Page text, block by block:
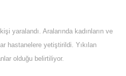
yaralandı. Aralarında kadınların ve
hastanelere yetiştirildi. Yıkılan
olduğu belirtiliyor.